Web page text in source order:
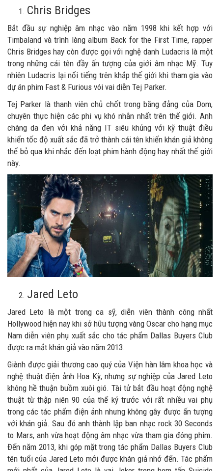
Chris Bridges
Bắt đầu sự nghiệp âm nhạc vào năm 1998 khi kết hợp với
Timbaland và trình làng album Back for the First Time, rapper
Chris Bridges hay còn được gọi với nghệ danh Ludacris là một
trong những cái tên đầy ấn tượng của giới âm nhạc Mỹ. Tuy
nhiên Ludacris lại nổi tiếng trên khắp thế giới khi tham gia vào
dự án phim Fast & Furious vói vai diễn Tej Parker.
Tej Parker là thanh viên chủ chốt trong băng đảng của Dom,
chuyên thực hiện các phi vụ khó nhằn nhất trên thế giới. Anh
chàng da đen với khả năng IT siêu khủng với kỹ thuật điều
khiển tốc độ xuất sắc đã trở thành cái tên khiến khán giả không
thể bỏ qua khi nhắc đến loạt phim hành động hay nhất thế giới
này.
Jared Leto
Jared Leto là một trong ca sỹ, diễn viên thành công nhất
Hollywood hiện nay khi sở hữu tượng vàng Oscar cho hạng mục
Nam diễn viên phụ xuất sắc cho tác phẩm Dallas Buyers Club
được ra mắt khán giả vào năm 2013.
Giành được giải thương cao quý của Viện hàn lâm khoa học và
nghệ thuật điện ảnh Hoa Kỳ, nhưng sự nghiệp của Jared Leto
không hề thuận buồm xuôi gió. Tài tử bắt đầu hoạt động nghệ
thuật từ thập niên 90 của thế kỷ trước với rất nhiều vai phụ
trong các tác phẩm điện ảnh nhưng không gây được ấn tượng
với khán giả. Sau đó anh thành lập ban nhạc rock 30 Seconds
to Mars, anh vừa hoạt động âm nhạc vừa tham gia đóng phim.
Đến năm 2013, khi góp mặt trong tác phẩm Dallas Buyers Club
tên tuổi của Jared Leto mới được khán giả nhớ đến. Tác phẩm